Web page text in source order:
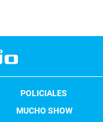
POLICIALES
MUCHO SHOW